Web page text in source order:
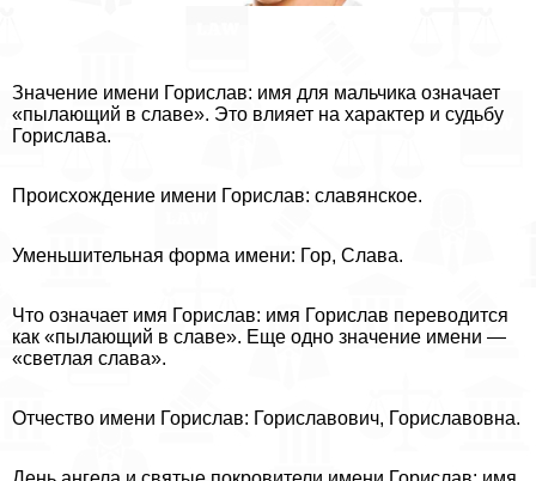
Значение имени Горислав: имя для мальчика означает
«пылающий в славе». Это влияет на хаpaктер и судьбу
Горислава.
Происхождение имени Горислав: славянское.
Уменьшительная форма имени: Гор, Слава.
Что означает имя Горислав: имя Горислав переводится
как «пылающий в славе». Еще одно значение имени —
«светлая слава».
Отчество имени Горислав: Гориславович, Гориславовна.